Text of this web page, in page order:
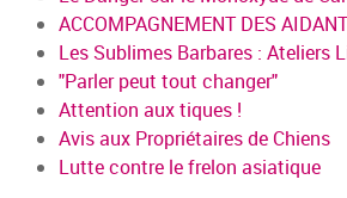
ACCOMPAGNEMENT DES
Les Sublimes Barbares : Ateliers
"Parler peut tout changer"
Attention aux tiques !
Avis aux Propriétaires de Chiens
Lutte contre le frelon asiatique